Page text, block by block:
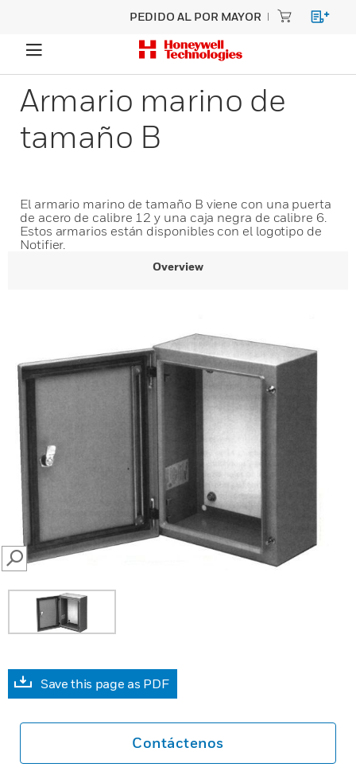
PEDIDO AL POR MAYOR
Armario marino de
tamaño B
El armario marino de tamaño B viene con una puerta
de acero de calibre 12 y una caja negra de calibre 6.
Estos armarios están disponibles con el logotipo de
Notifier.
Overview
SEARCH
Save this page as PDF
Contáctenos